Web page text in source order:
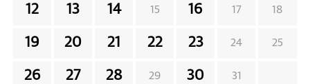
12 13 14 15 16 17 18
19 20 21 22 23 24 25
26 27 28 29 30 31